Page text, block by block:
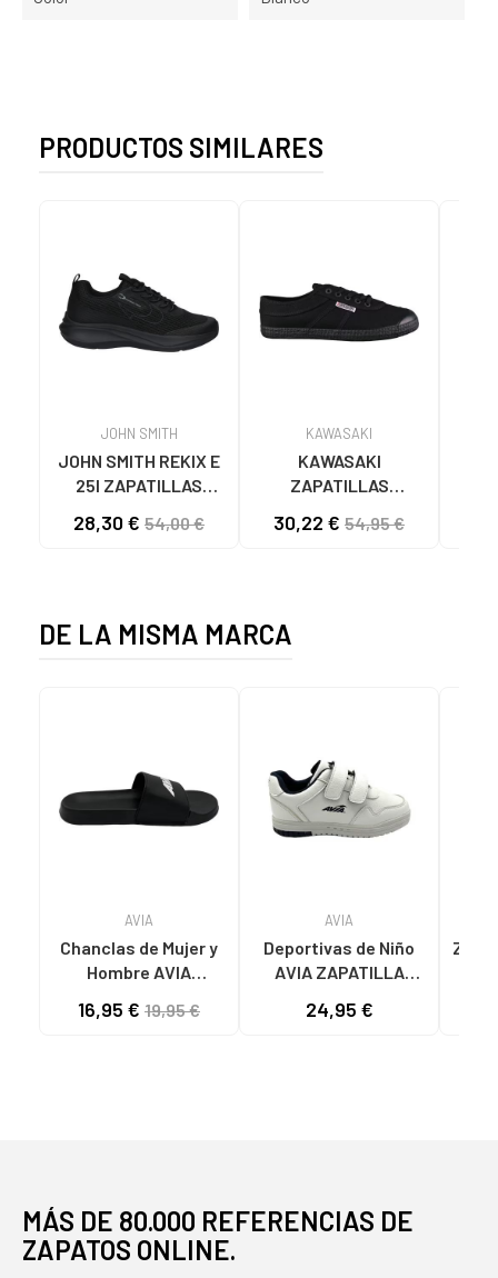
PRODUCTOS SIMILARES
JOHN SMITH
JOHN SMITH REKIX E
25I ZAPATILLAS
NEGRO NEGRO
28,30 € 54,00 €
KAWASAKI
KAWASAKI
ZAPATILLAS
CANVAS K192495
30,22 € 54,95 €
DE LA MISMA MARCA
AVIA
Chanclas de Mujer y
Hombre AVIA
EPIC SAND BLANCO Y
16,95 € 19,95 €
AVIA
Deportivas de Niño
AVIA ZAPATILLA
KIDS BLANCO
24,95 €
MÁS DE 80.000 REFERENCIAS DE
ZAPATOS ONLINE.